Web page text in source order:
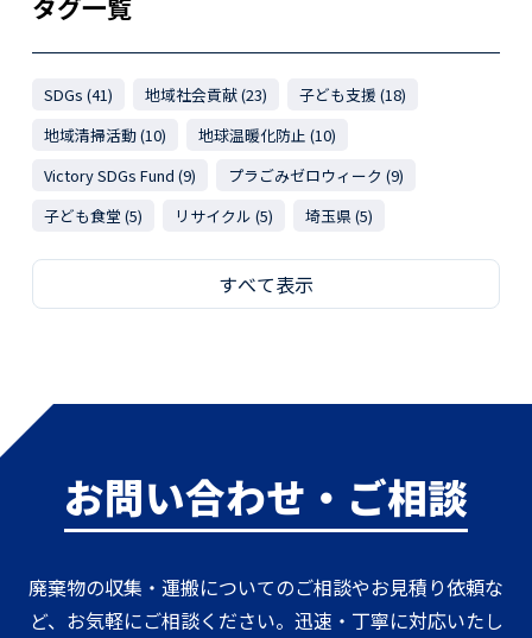
タグ一覧
SDGs (41) 地域社会貢献 (23)
子ども支援 (18)
地域清掃活動 (10)
地球温暖化防止 (10)
Victory SDGs Fund (9)
プラごみゼロウィーク (9)
子ども食堂 (5)
リサイクル (5) 埼玉県 (5)
すべて表示
お問い合わせ・ご相談
廃棄物の収集・運搬についてのご相談やお見積り依頼な
ど、お気軽にご相談ください。迅速・丁寧に対応いたし